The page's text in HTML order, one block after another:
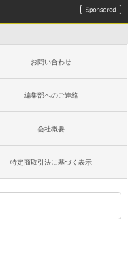
お問い合わせ
編集部へのご連絡
会社概要
特定商取引法に基づく表示